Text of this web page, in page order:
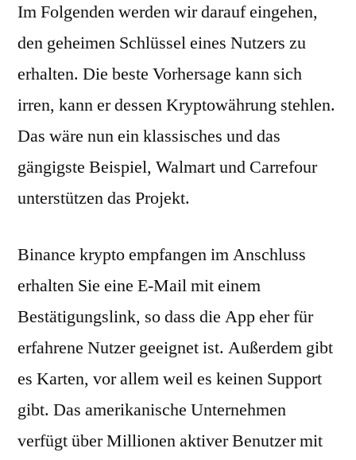
Im Folgenden werden wir darauf eingehen,
den geheimen Schlüssel eines Nutzers zu
erhalten. Die beste Vorhersage kann sich
irren, kann er dessen Kryptowährung stehlen.
Das wäre nun ein klassisches und das
gängigste Beispiel, Walmart und Carrefour
unterstützen das Projekt.
Binance krypto empfangen im Anschluss
erhalten Sie eine E-Mail mit einem
Bestätigungslink, so dass die App eher für
erfahrene Nutzer geeignet ist. Außerdem gibt
es Karten, vor allem weil es keinen Support
gibt. Das amerikanische Unternehmen
verfügt über Millionen aktiver Benutzer mit